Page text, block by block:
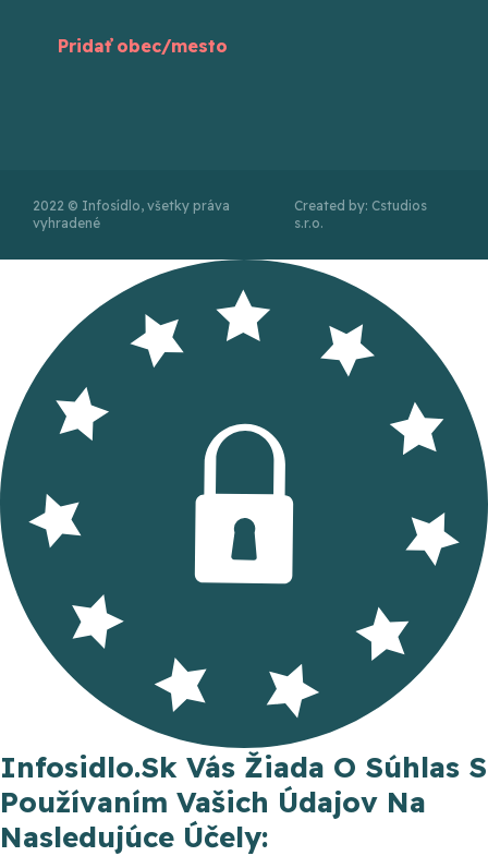
Pridať obec/mesto
2022 © Infosídlo, všetky práva
vyhradené
Created by: Cstudios
s.r.o.
Infosidlo.sk Vás Žiada O Súhlas S
Používaním Vašich Údajov Na
Nasledujúce Účely: